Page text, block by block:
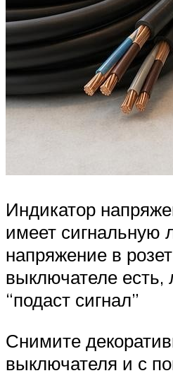
Индикатор
имеет сигнальную
напряжение в
выключателе есть,
“подаст сигнал”
Снимите
выключателя и с